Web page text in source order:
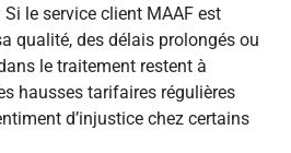
le service client MAAF est
qualité, des délais prolongés ou
le traitement restent à
hausses tarifaires régulières
d’injustice chez certains